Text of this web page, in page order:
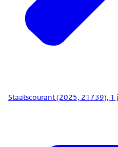
Staatscourant (2025, 21739), 1